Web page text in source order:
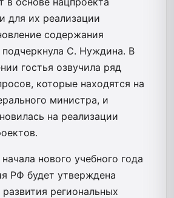
для их реализации
содержания
подчеркнула С. Нуждина. В
гостья озвучила ряд
которые находятся на
министра, и
на реализации
нового учебного года
РФ будет утверждена
региональных